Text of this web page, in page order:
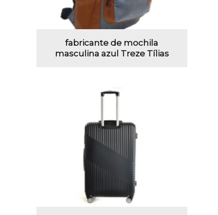
fabricante de mochila
masculina azul Treze Tílias